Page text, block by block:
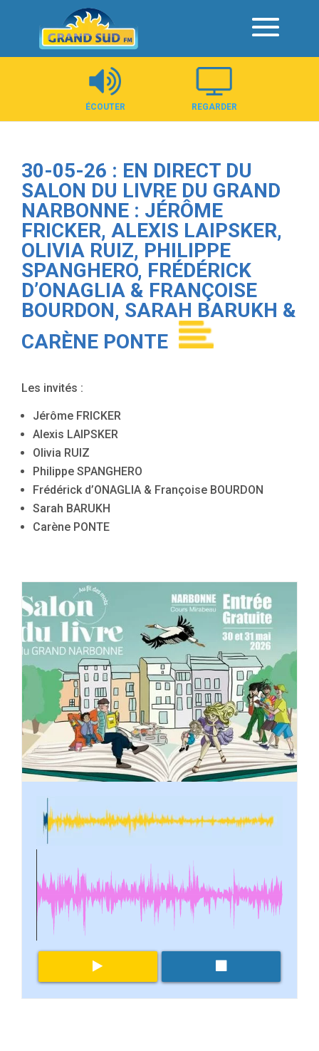
Panneau de gestion des cookies
ÉCOUTER REGARDER
30-05-26 : EN DIRECT DU
SALON DU LIVRE DU GRAND
NARBONNE : JÉRÔME
FRICKER, ALEXIS LAIPSKER,
OLIVIA RUIZ, PHILIPPE
SPANGHERO, FRÉDÉRICK
D’ONAGLIA & FRANÇOISE
BOURDON, SARAH BARUKH &
CARÈNE PONTE
Les invités :
Jérôme FRICKER
Alexis LAIPSKER
Olivia RUIZ
Philippe SPANGHERO
Frédérick d’ONAGLIA & Françoise BOURDON
Sarah BARUKH
Carène PONTE